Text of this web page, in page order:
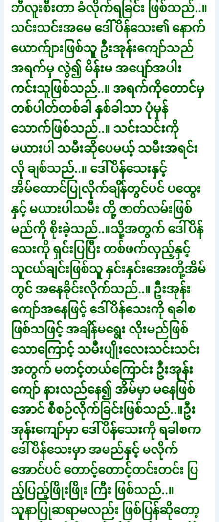
ဘီလူးစီးတာ ခံလိုက်ရခြင်း ဖြစ်သည်..။
သင်းသင်းအမေ ဒေါ်ပိန်သေး၏ နောက်
ယောက်ျားဖြစ်သူ ဦးအုန်းကျော်သည်
အရက်မှ လွဲ၍ မိန်းမ အပျော်အပါး
ကင်းသူဖြစ်သည်..။ အရက်ကိုတောင်မှ
တစ်ပါတ်တစ်ခါ နှစ်ခါသာ ပုံမှန်
သောက်ဖြစ်သည်..။ သင်းသင်းကို
မယားပါ သမီးဆိုပေမယ့် သမီးအရင်း
လို ချစ်သည်..။ ဒေါ်ပိန်သေးနှင့်
အိမ်ထောင်ပြုလိုက်ချိန်တွင်ပင် ပထွေး
နှင့် မယားပါသမီး တို့ ဇာတ်လမ်းဖြစ်
မည်ကို စိုးခဲ့သည်..။သို့အတွက် ဒေါ်ပိန်
သေးကို ရှင်းပြပြီး တစ်ဖက်လှည့်နှင့်
သူငယ်ချင်းဖြစ်သူ နှင်းနှင်းအေးတို့အိမ်
တွင် အနေခိုင်းလိုက်သည်..။ ဦးအုန်း
ကျော်အနေဖြင့် ဒေါ်ပိန်သေးကို ရခါစ
ဖြစ်သဖြင့် အချိန်မရွေး လိုးမည်ဖြစ်
သောကြောင့် သမီးပျိုးလေးသင်းသင်း
အတွက် မတင့်တယ်ကြောင်း ဦးအုန်း
ကျော် နားလည်နေ၍ အိမ်မှာ မနေဖြစ်
အောင် စီစဉ်လိုက်ခြင်းဖြစ်သည်..။ဦး
အုန်းကျော်မှာ ဒေါ်ပိန်သေးကို ရခါစက
ဒေါ်ပိန်သေးမှာ အမည်နှင့် မလိုက်
အောင်ပင် တောင့်တောင့်တင်းတင်း ပြ
ည့်ပြည့်ဖြိုးဖြိုး ကြီး ဖြစ်သည်..။
သူနာပြုဆရာမလည်း ဖြစ်ပြန်ဆိုတော့